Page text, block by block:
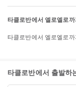
타클로반에서 엘로엘로
타클로반에서 엘로엘로
타클로반에서 출발하